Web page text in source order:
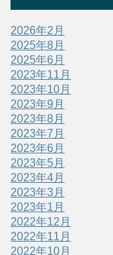
2026年2月
2025年8月
2025年6月
2023年11月
2023年10月
2023年9月
2023年8月
2023年7月
2023年6月
2023年5月
2023年4月
2023年3月
2023年1月
2022年12月
2022年11月
2022年10月